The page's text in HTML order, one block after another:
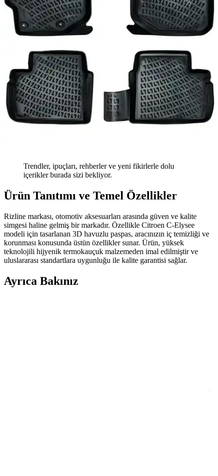
Trendler, ipuçları, rehberler ve yeni fikirlerle dolu
içerikler burada sizi bekliyor.
Ürün Tanıtımı ve Temel Özellikler
Rizline markası, otomotiv aksesuarları arasında güven ve kalite
simgesi haline gelmiş bir markadır. Özellikle Citroen C-Elysee
modeli için tasarlanan 3D havuzlu paspas, aracınızın iç temizliği ve
korunması konusunda üstün özellikler sunar. Ürün, yüksek
teknolojili hijyenik termokauçuk malzemeden imal edilmiştir ve
uluslararası standartlara uygunluğu ile kalite garantisi sağlar.
Ayrıca Bakınız